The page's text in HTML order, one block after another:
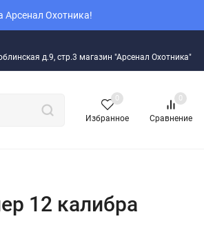
Арсенал Охотника!
д.9, стр.3 магазин "Арсенал Охотника"
Избранное
0
Сравнение
0
12 калибра